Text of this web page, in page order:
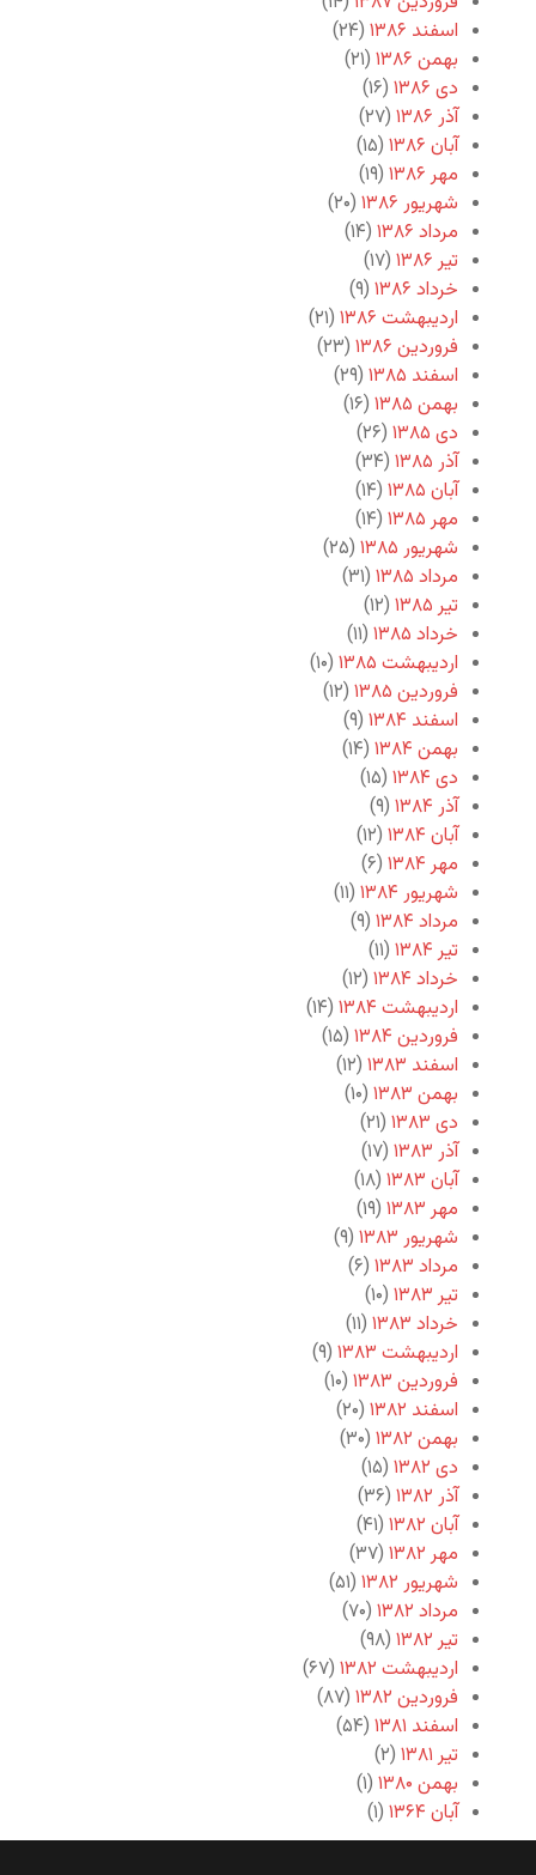
اسفند ۱۳۸۶
(۲۴)
بهمن ۱۳۸۶
(۲۱)
دی ۱۳۸۶
(۱۶)
آذر ۱۳۸۶
(۲۷)
آبان ۱۳۸۶
(۱۵)
مهر ۱۳۸۶
(۱۹)
شهریور ۱۳۸۶
(۲۰)
مرداد ۱۳۸۶
(۱۴)
تیر ۱۳۸۶
(۱۷)
خرداد ۱۳۸۶
(۹)
اردیبهشت ۱۳۸۶
(۲۱)
فروردین ۱۳۸۶
(۲۳)
اسفند ۱۳۸۵
(۲۹)
بهمن ۱۳۸۵
(۱۶)
دی ۱۳۸۵
(۲۶)
آذر ۱۳۸۵
(۳۴)
آبان ۱۳۸۵
(۱۴)
مهر ۱۳۸۵
(۱۴)
شهریور ۱۳۸۵
(۲۵)
مرداد ۱۳۸۵
(۳۱)
تیر ۱۳۸۵
(۱۲)
خرداد ۱۳۸۵
(۱۱)
اردیبهشت ۱۳۸۵
(۱۰)
فروردین ۱۳۸۵
(۱۲)
اسفند ۱۳۸۴
(۹)
بهمن ۱۳۸۴
(۱۴)
دی ۱۳۸۴
(۱۵)
آذر ۱۳۸۴
(۹)
آبان ۱۳۸۴
(۱۲)
مهر ۱۳۸۴
(۶)
شهریور ۱۳۸۴
(۱۱)
مرداد ۱۳۸۴
(۹)
تیر ۱۳۸۴
(۱۱)
خرداد ۱۳۸۴
(۱۲)
اردیبهشت ۱۳۸۴
(۱۴)
فروردین ۱۳۸۴
(۱۵)
اسفند ۱۳۸۳
(۱۲)
بهمن ۱۳۸۳
(۱۰)
دی ۱۳۸۳
(۲۱)
آذر ۱۳۸۳
(۱۷)
آبان ۱۳۸۳
(۱۸)
مهر ۱۳۸۳
(۱۹)
شهریور ۱۳۸۳
(۹)
مرداد ۱۳۸۳
(۶)
تیر ۱۳۸۳
(۱۰)
خرداد ۱۳۸۳
(۱۱)
اردیبهشت ۱۳۸۳
(۹)
فروردین ۱۳۸۳
(۱۰)
اسفند ۱۳۸۲
(۲۰)
بهمن ۱۳۸۲
(۳۰)
دی ۱۳۸۲
(۱۵)
آذر ۱۳۸۲
(۳۶)
آبان ۱۳۸۲
(۴۱)
مهر ۱۳۸۲
(۳۷)
شهریور ۱۳۸۲
(۵۱)
مرداد ۱۳۸۲
(۷۰)
تیر ۱۳۸۲
(۹۸)
اردیبهشت ۱۳۸۲
(۶۷)
فروردین ۱۳۸۲
(۸۷)
اسفند ۱۳۸۱
(۵۴)
تیر ۱۳۸۱
(۲)
بهمن ۱۳۸۰
(۱)
آبان ۱۳۶۴
(۱)